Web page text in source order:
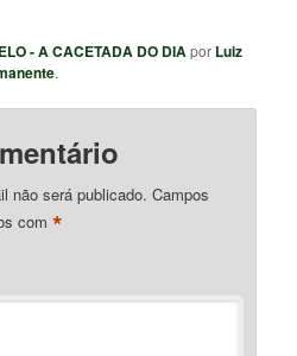
- A CACETADA DO DIApor Luiz
.
não será publicado. Campos
com*